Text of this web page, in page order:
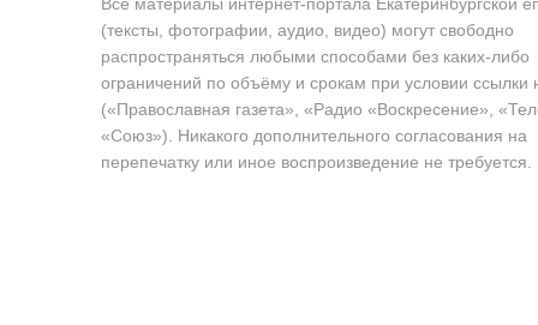
(тексты, фотографии, аудио, видео) могут свободно
распространяться любыми способами без каких-либо
ограничений по объёму и срокам при условии ссылки
(«Православная газета», «Радио «Воскресение»,
«Союз»). Никакого дополнительного согласования на
перепечатку или иное воспроизведение не требуется.